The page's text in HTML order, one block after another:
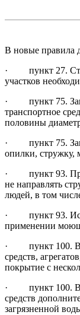
В новые правила
· пункт 27.
участков
· пункт 75.
транспортное
половины
· пункт 75.
опилки, стружку,
· пункт 93. При
не направлять
людей, в том
· пункт 93.
применении
· пункт 100. В
средств,
покрытие с
· пункт 100. В
средств
загрязненной